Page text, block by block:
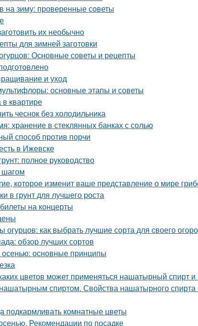
на зиму: проверенные советы
их необычно
для зимней заготовки
Основные советы и рецепты
и уход
основные этапы и советы
квартире
чеснок без холодильника
хранение в стеклянных банках с солью
способ против порчи
в Ижевске
полное руководство
шагом
которое изменит ваше представление о мире
в грунт для лучшего роста
на концерты
как выбрать лучшие сорта для своего
обзор лучших сортов
основные принципы
цветов может применяться нашатырный спирт и
спиртом. Свойства нашатырного спирта
подкармливать комнатные цветы
Рекомендации по посадке